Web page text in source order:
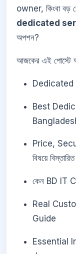
owner, কিংবা বড়
dedicated
অপশন?
আজকের এই পোস্টে
Dedicated
Best
Price,
বিষয়ে বিস্তারিত
কেন BD IT
Real
Guide
Essential